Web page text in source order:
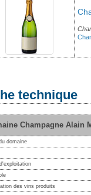
technique
Champagne Alain
domaine
des vins produits